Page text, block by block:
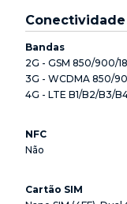
Conectividade
Bandas
2G - GSM 850/900/
3G - WCDMA 850/
4G - LTE B1/B2/B3/
NFC
Não
Cartão SIM